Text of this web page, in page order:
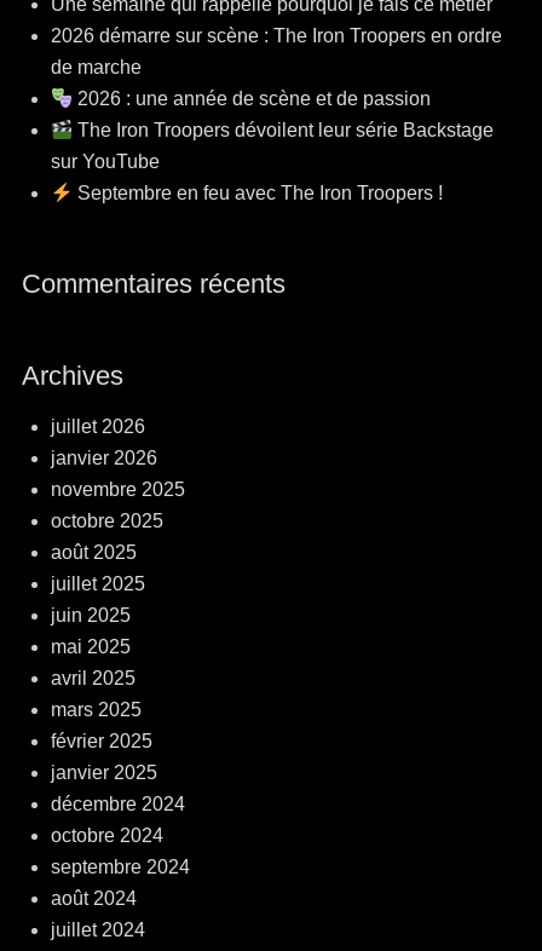
Une semaine qui rappelle pourquoi je fais ce métier
2026 démarre sur scène : The Iron Troopers en ordre
de marche
2026 : une année de scène et de passion
The Iron Troopers dévoilent leur série Backstage
sur YouTube
Septembre en feu avec The Iron Troopers !
Commentaires récents
Archives
juillet 2026
janvier 2026
novembre 2025
octobre 2025
août 2025
juillet 2025
juin 2025
mai 2025
avril 2025
mars 2025
février 2025
janvier 2025
décembre 2024
octobre 2024
septembre 2024
août 2024
juillet 2024